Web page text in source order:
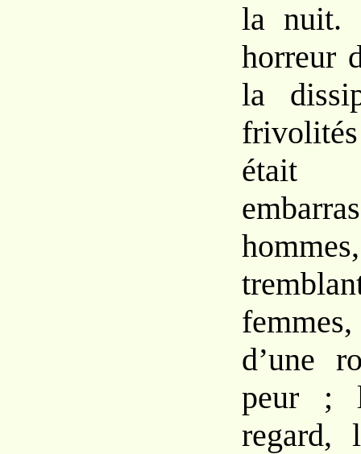
la nuit.
horreur
la
était
d’une
peur ;
regard,